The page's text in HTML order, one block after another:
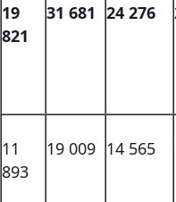
19
821
31 681 24 276
11
893
19 009 14 565